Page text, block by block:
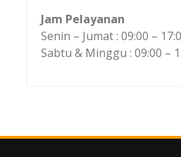
Jam Pelayanan
Senin – Jumat : 09:00 –
Sabtu & Minggu : 09:00 –